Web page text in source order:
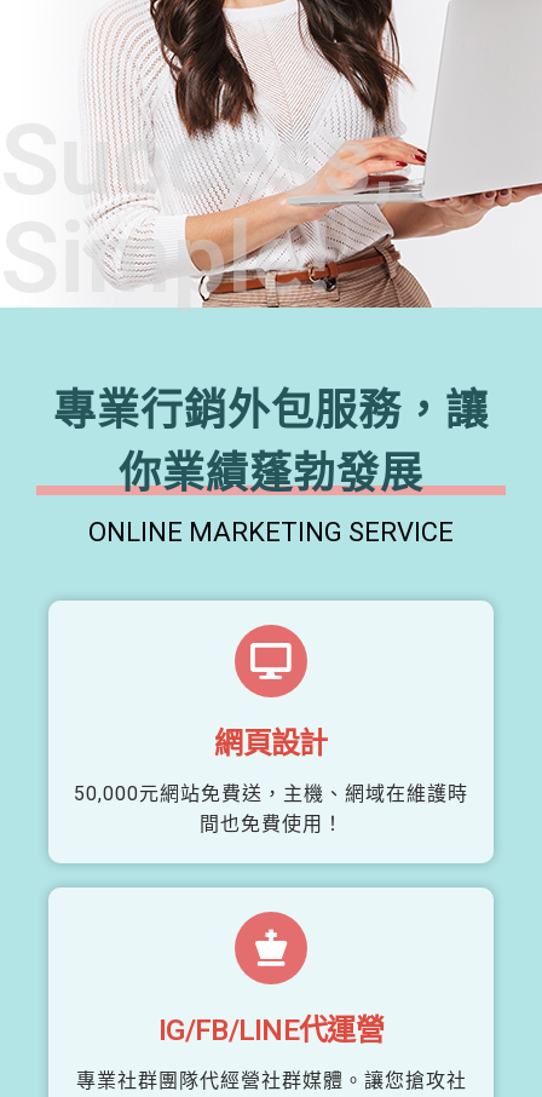
Success,
Simple!
專業行銷外包服務，讓
你業績蓬勃發展
ONLINE MARKETING SERVICE
網頁設計
50,000元網站免費送，主機、網域在維護時
間也免費使用！
IG/FB/LINE代運營
專業社群團隊代經營社群媒體。讓您搶攻社